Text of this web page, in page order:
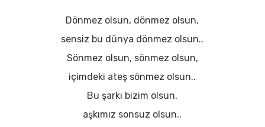
Dönmez olsun, dönmez olsun,
sensiz bu dünya dönmez olsun..
Sönmez olsun, sönmez olsun,
içimdeki ateş sönmez olsun..
Bu şarkı bizim olsun,
aşkımız sonsuz olsun..